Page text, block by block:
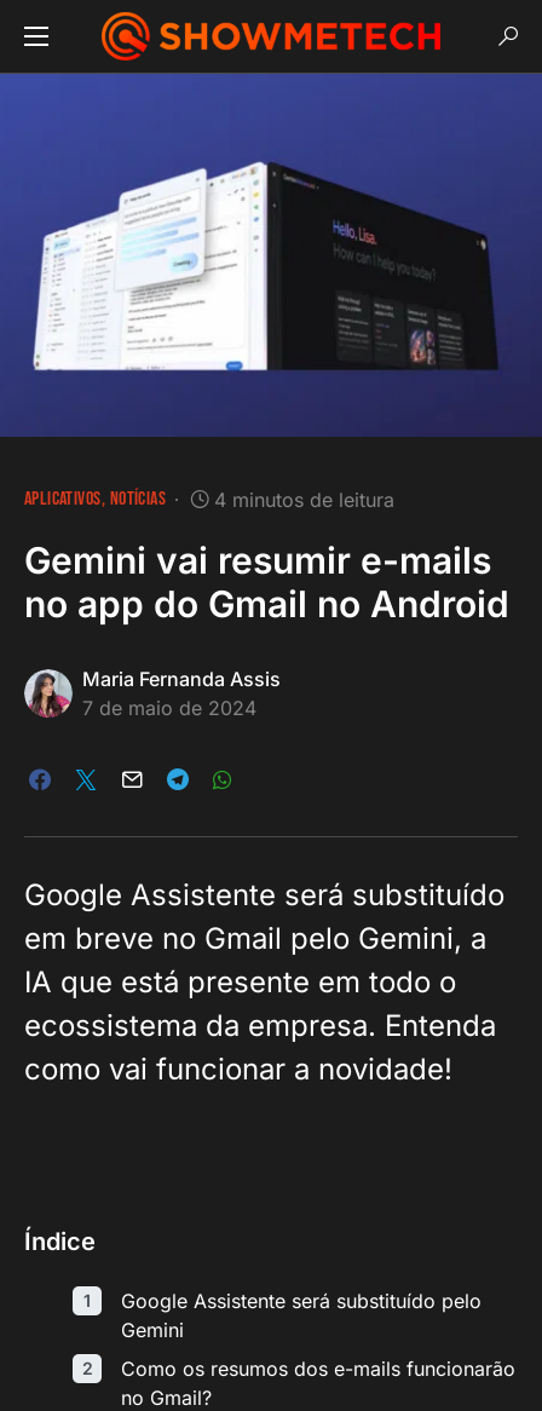
APLICATIVOS NOTÍCIAS 4 minutos de leitura
Gemini vai resumir e-mails
no app do Gmail no Android
Maria Fernanda Assis
7 de maio de 2024
Google Assistente será substituído
em breve no Gmail pelo Gemini, a
IA que está presente em todo o
ecossistema da empresa. Entenda
como vai funcionar a novidade!
Índice
Google Assistente será substituído pelo
Gemini
Como os resumos dos e-mails funcionarão
no Gmail?